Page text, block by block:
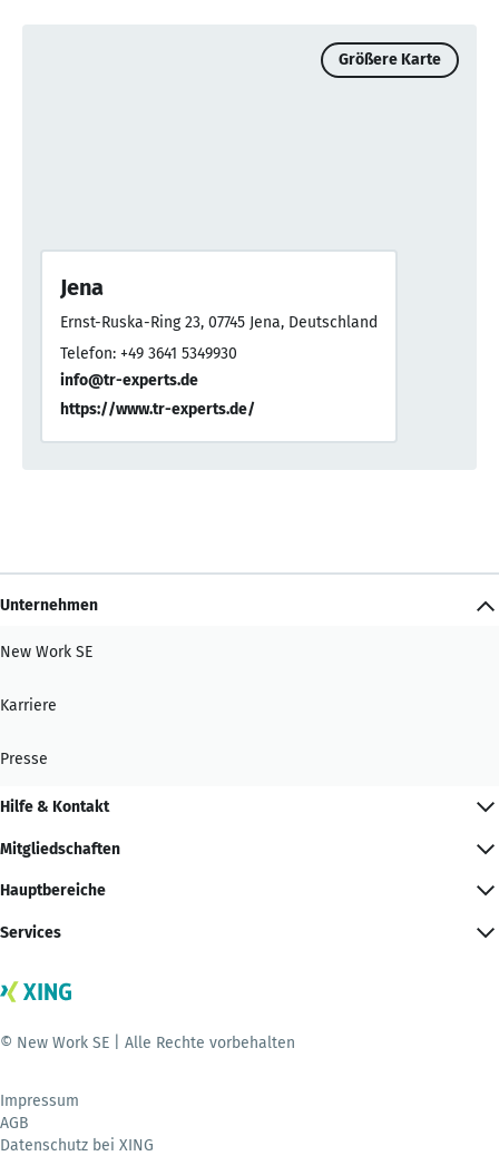
Größere Karte
Jena
Ernst-Ruska-Ring 23, 07745 Jena, Deutschland
Telefon: +49 3641 5349930
info@tr-experts.de
https://www.tr-experts.de/
Unternehmen
New Work SE
Karriere
Presse
Hilfe & Kontakt
Mitgliedschaften
Hauptbereiche
Services
© New Work SE | Alle Rechte vorbehalten
Impressum
AGB
Datenschutz bei XING